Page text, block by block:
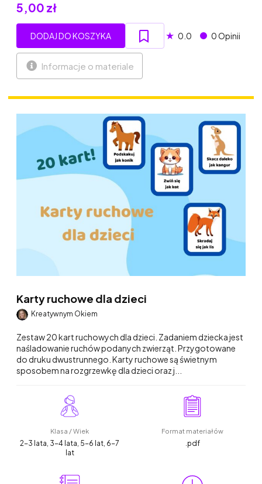
5,00 zł
DODAJ DO KOSZYKA ★ 0.0 0 Opinii
Informacje o materiale
Karty ruchowe dla dzieci
Kreatywnym Okiem
Zestaw 20 kart ruchowych dla dzieci. Zadaniem dziecka jest
naśladowanie ruchów podanych zwierząt. Przygotowane
do druku dwustrunnego. Karty ruchowe są świetnym
sposobem na rozgrzewkę dla dzieci oraz j...
Klasa / Wiek
2-3 lata, 3-4 lata, 5-6 lat, 6-7
lat
Format materiałów
.pdf